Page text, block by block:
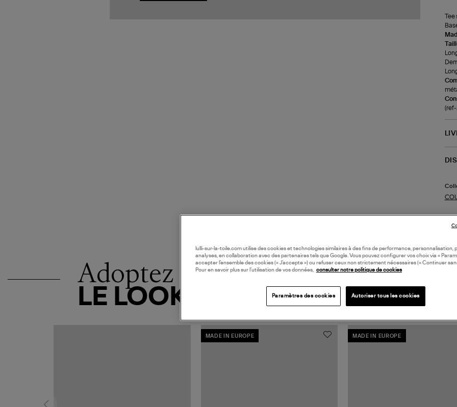
Tee
Adoptez
LE LOOK
MADE IN EUROPE MADE IN EUROPE
lulli-sur-la-toile.com utilise des cookies et technologies similaires à des fins de performance, personnalisation,
analyses, en collaboration avec des partenaires tels que Google. Vous pouvez configurer vos choix via «
accepter l’ensemble des cookies (« J’accepte ») ou refuser ceux non strictement nécessaires (« Continuer
Pour en savoir plus sur l’utilisation de vos données, consulter notre politique de cookies
Paramètres des cookies Autoriser tous les cookies